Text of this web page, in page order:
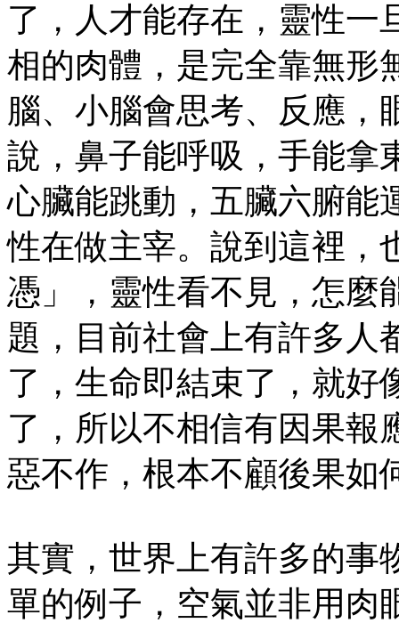
了，人才能存在，靈性一
相的肉體，是完全靠無形
腦、小腦會思考、反應，
說，鼻子能呼吸，手能拿
心臟能跳動，五臟六腑能
性在做主宰。說到這裡，
憑」，靈性看不見，怎麼
題，目前社會上有許多人
了，生命即結束了，就好
了，所以不相信有因果報
惡不作，根本不顧後果如
其實，世界上有許多的事
單的例子，空氣並非用肉